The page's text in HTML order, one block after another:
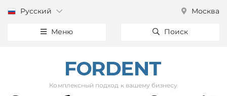
Русский Москва
Меню Поиск
Комплексный подход к вашему бизнесу